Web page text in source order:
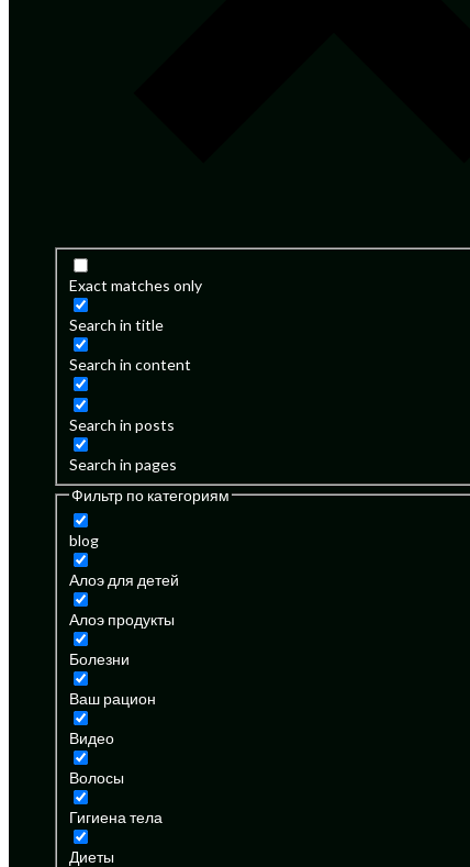
Exact matches only
Search in title
Search in content
Search in posts
Search in pages
Фильтр по категориям
blog
Алоэ для детей
Алоэ продукты
Болезни
Ваш рацион
Видео
Волосы
Гигиена тела
Диеты